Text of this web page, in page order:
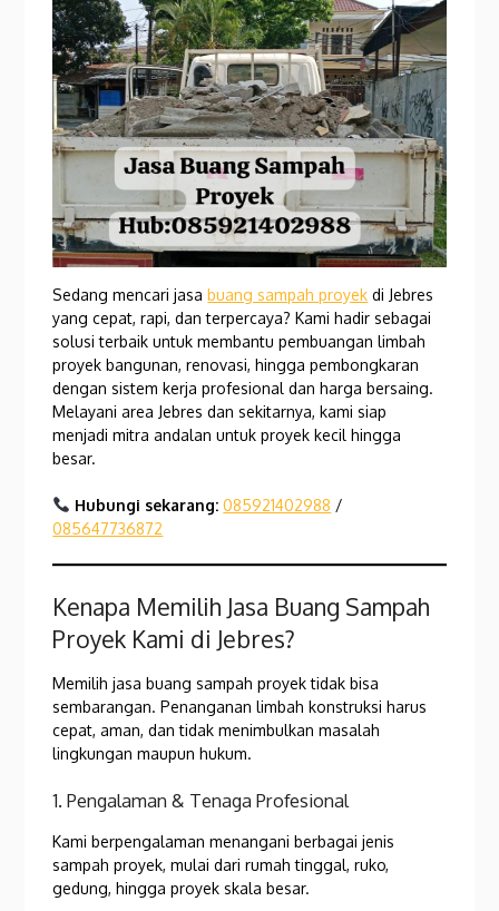
Sedang mencari jasabuang sampah proyek di Jebres
yang cepat, rapi, dan terpercaya? Kami hadir sebagai
solusi terbaik untuk membantu pembuangan limbah
proyek bangunan, renovasi, hingga pembongkaran
dengan sistem kerja profesional dan harga bersaing.
Melayani area Jebres dan sekitarnya, kami siap
menjadi mitra andalan untuk proyek kecil hingga
besar.
Hubungi sekarang: 085921402988 /
085647736872
Kenapa Memilih Jasa Buang Sampah
Proyek Kami di Jebres?
Memilih jasa buang sampah proyek tidak bisa
sembarangan. Penanganan limbah konstruksi harus
cepat, aman, dan tidak menimbulkan masalah
lingkungan maupun hukum.
1. Pengalaman & Tenaga Profesional
Kami berpengalaman menangani berbagai jenis
sampah proyek, mulai dari rumah tinggal, ruko,
gedung, hingga proyek skala besar.